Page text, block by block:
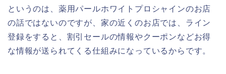
というのは、薬用パールホワイトプロシャインのお店
の話ではないのですが、家の近くのお店では、ライン
登録をすると、割引セールの情報やクーポンなどお得
な情報が送られてくる仕組みになっているからです。